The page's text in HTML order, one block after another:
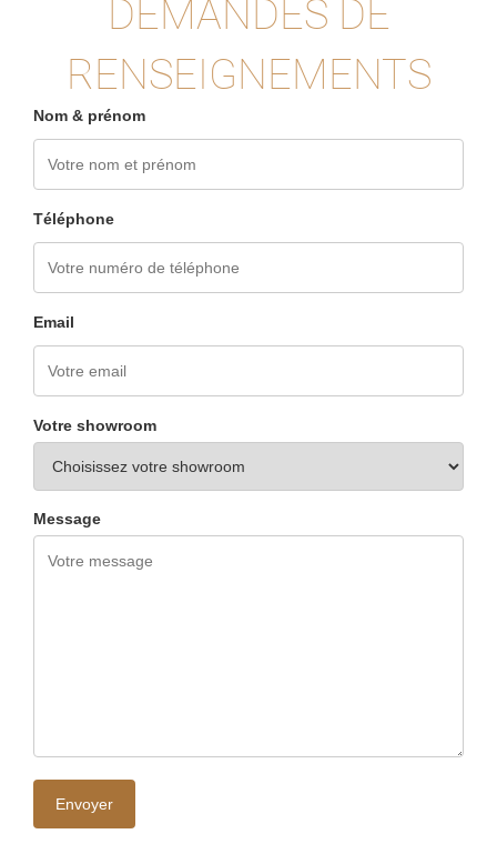
DEMANDES DE
RENSEIGNEMENTS
Nom & prénom
Téléphone
Email
Votre showroom
Message